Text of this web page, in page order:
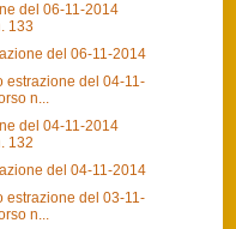
del 06-11-2014
133
del 06-11-2014
estrazione del 04-11-
n...
del 04-11-2014
132
del 04-11-2014
estrazione del 03-11-
n...